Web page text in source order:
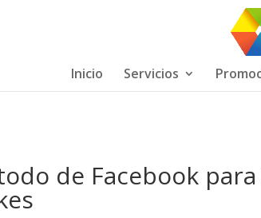
Inicio Servicios
de Facebook